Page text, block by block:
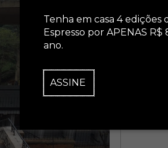
Tenha em casa 4 edições
Espresso por APENAS R$
ano.
ASSINE